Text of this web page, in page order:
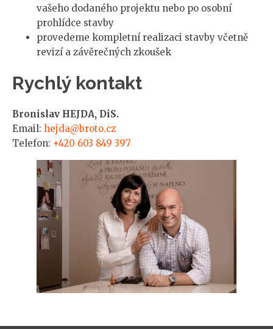
vašeho dodaného projektu nebo po osobní
prohlídce stavby
provedeme kompletní realizaci stavby včetně
revizí a závěrečných zkoušek
Rychlý kontakt
Bronislav HEJDA, DiS.
Email: hejda@broto.cz
Telefon: +420 603 849 397